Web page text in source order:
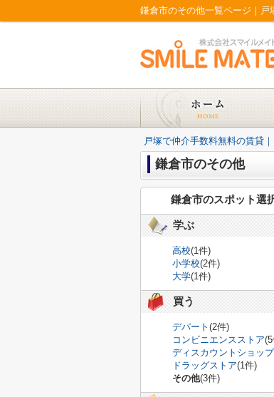
鎌倉市のその他一覧ページ｜
戸塚で仲介手数料無料の賃貸
鎌倉市のその他
鎌倉市のスポット選
学ぶ
高校(1件)
小学校(2件)
大学(1件)
買う
デパート (2件)
コンビニエンスストア
ディスカウントショップ
ドラッグストア(1件)
その他(3件)